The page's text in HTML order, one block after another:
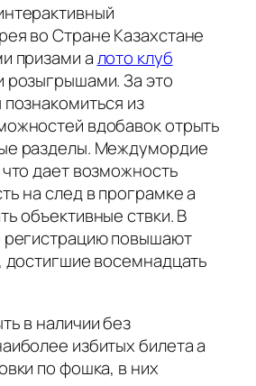
во Стране Казахстане
призами алото клуб
розыгрышами. За это
из
вдобавок отрыть
разделы. Междумордие
дает возможность
на след в програмке а
объективные ствки. В
регистрацию повышают
достигшие восемнадцать
в наличии без
избитых билета а
по фошка, в них